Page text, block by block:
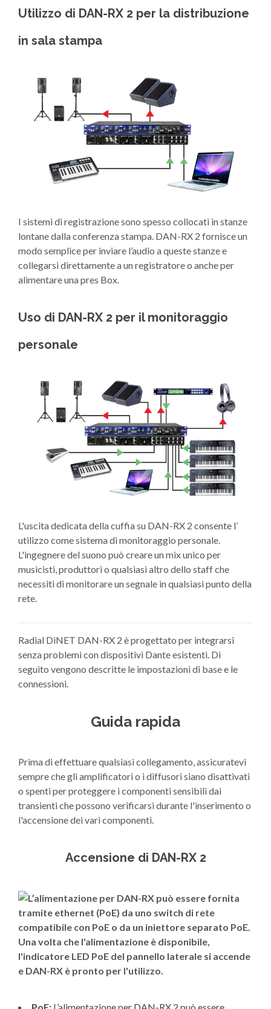
Utilizzo di DAN-RX 2 per la distribuzione
in sala stampa
I sistemi di registrazione sono spesso collocati in stanze
lontane dalla conferenza stampa. DAN-RX 2 fornisce un
modo semplice per inviare l’audio a queste stanze e
collegarsi direttamente a un registratore o anche per
alimentare una pres Box.
Uso di DAN-RX 2 per il monitoraggio
personale
L'uscita dedicata della cuffia su DAN-RX 2 consente l’
utilizzo come sistema di monitoraggio personale.
L'ingegnere del suono può creare un mix unico per
musicisti, produttori o qualsiasi altro dello staff che
necessiti di monitorare un segnale in qualsiasi punto della
rete.
Radial DiNET DAN-RX 2 è progettato per integrarsi
senza problemi con dispositivi Dante esistenti. Di
seguito vengono descritte le impostazioni di base e le
connessioni.
Guida rapida
Prima di effettuare qualsiasi collegamento, assicuratevi
sempre che gli amplificatori o i diffusori siano disattivati
o spenti per proteggere i componenti sensibili dai
transienti che possono verificarsi durante l'inserimento o
l'accensione dei vari componenti.
Accensione di DAN-RX 2